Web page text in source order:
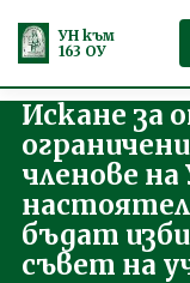
Продължете
към
УН към
163 ОУ
Искане за
членове
бъдат
съвет на